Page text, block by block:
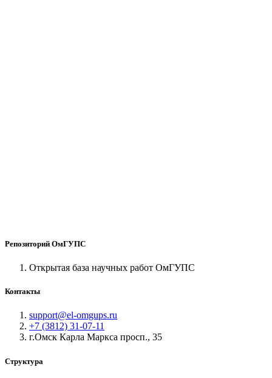
Репозиторий ОмГУПС
Открытая база научных работ ОмГУПС
Контакты
support@el-omgups.ru
+7 (3812) 31-07-11
г.Омск Карла Маркса просп., 35
Структура